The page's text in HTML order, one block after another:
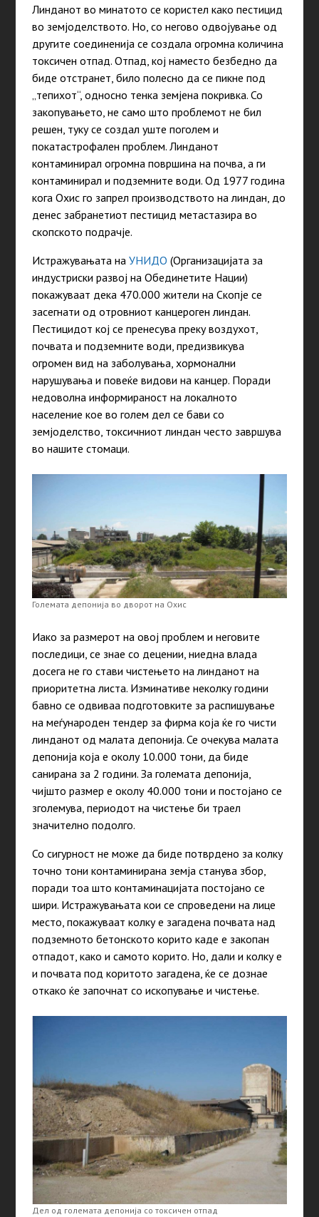
Линданот во минатото се користел како пестицид
во земјоделството. Но, со негово одвојување од
другите соединенија се создала огромна количина
токсичен отпад. Отпад, кој наместо безбедно да
биде отстранет, било полесно да се пикне под
„тепихот“, односно тенка земјена покривка. Со
закопувањето, не само што проблемот не бил
решен, туку се создал уште поголем и
покатастрофален проблем. Линданот
контаминирал огромна површина на почва, а ги
контаминирал и подземните води. Од 1977 година
кога Охис го запрел производството на линдан, до
денес забранетиот пестицид метастазира во
скопското подрачје.
Истражувањата на УНИДО (Организацијата за
индустриски развој на Обединетите Нации)
покажуваат дека 470.000 жители на Скопје се
засегнати од отровниот канцероген линдан.
Пестицидот кој се пренесува преку воздухот,
почвата и подземните води, предизвикува
огромен вид на заболувања, хормонални
нарушувања и повеќе видови на канцер. Поради
недоволна информираност на локалното
население кое во голем дел се бави со
земјоделство, токсичниот линдан често завршува
во нашите стомаци.
Големата депонија во дворот на Охис
Иако за размерот на овој проблем и неговите
последици, се знае со децении, ниедна влада
досега не го стави чистењето на линданот на
приоритетна листа. Изминативе неколку години
бавно се одвиваа подготовките за распишување
на меѓународен тендер за фирма која ќе го чисти
линданот од малата депонија. Се очекува малата
депонија која е околу 10.000 тони, да биде
санирана за 2 години. За големата депонија,
чијшто размер е околу 40.000 тони и постојано се
зголемува, периодот на чистење би траел
значително подолго.
Со сигурност не може да биде потврдено за колку
точно тони контаминирана земја станува збор,
поради тоа што контаминацијата постојано се
шири. Истражувањата кои се спроведени на лице
место, покажуваат колку е загадена почвата над
подземното бетонското корито каде е закопан
отпадот, како и самото корито. Но, дали и колку е
и почвата под коритото загадена, ќе се дознае
откако ќе започнат со ископување и чистење.
Дел од големата депонија со токсичен отпад